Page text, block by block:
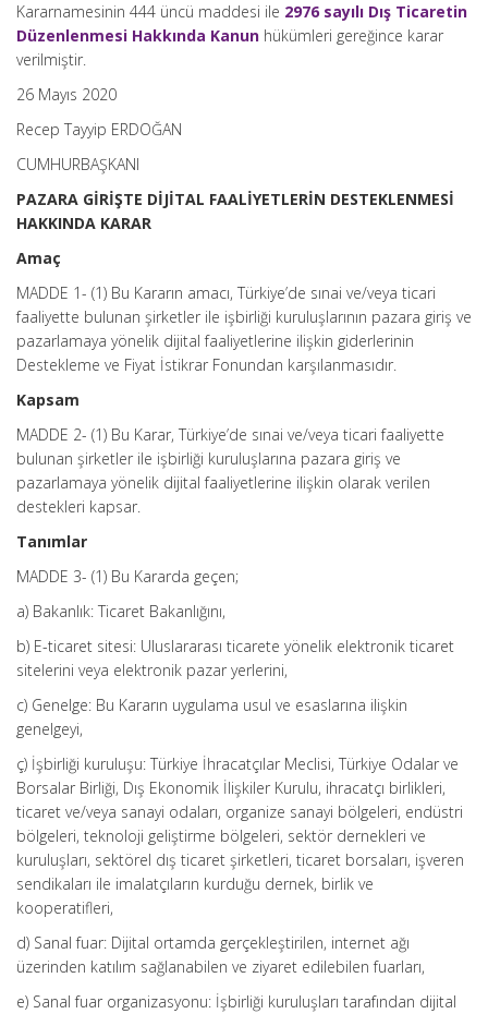
Kararnamesinin 444 üncü maddesi ile 2976 sayılı Dış Ticaretin
Düzenlenmesi Hakkında Kanun hükümleri gereğince karar
verilmiştir.
26 Mayıs 2020
Recep Tayyip ERDOĞAN
CUMHURBAŞKANI
PAZARA GİRİŞTE DİJİTAL FAALİYETLERİN DESTEKLENMESİ
HAKKINDA KARAR
Amaç
MADDE 1- (1) Bu Kararın amacı, Türkiye’de sınai ve/veya ticari
faaliyette bulunan şirketler ile işbirliği kuruluşlarının pazara giriş ve
pazarlamaya yönelik dijital faaliyetlerine ilişkin giderlerinin
Destekleme ve Fiyat İstikrar Fonundan karşılanmasıdır.
Kapsam
MADDE 2- (1) Bu Karar, Türkiye’de sınai ve/veya ticari faaliyette
bulunan şirketler ile işbirliği kuruluşlarına pazara giriş ve
pazarlamaya yönelik dijital faaliyetlerine ilişkin olarak verilen
destekleri kapsar.
Tanımlar
MADDE 3- (1) Bu Kararda geçen;
a) Bakanlık: Ticaret Bakanlığını,
b) E-ticaret sitesi: Uluslararası ticarete yönelik elektronik ticaret
sitelerini veya elektronik pazar yerlerini,
c) Genelge: Bu Kararın uygulama usul ve esaslarına ilişkin
genelgeyi,
ç) İşbirliği kuruluşu: Türkiye İhracatçılar Meclisi, Türkiye Odalar ve
Borsalar Birliği, Dış Ekonomik İlişkiler Kurulu, ihracatçı birlikleri,
ticaret ve/veya sanayi odaları, organize sanayi bölgeleri, endüstri
bölgeleri, teknoloji geliştirme bölgeleri, sektör dernekleri ve
kuruluşları, sektörel dış ticaret şirketleri, ticaret borsaları, işveren
sendikaları ile imalatçıların kurduğu dernek, birlik ve
kooperatifleri,
d) Sanal fuar: Dijital ortamda gerçekleştirilen, internet ağı
üzerinden katılım sağlanabilen ve ziyaret edilebilen fuarları,
e) Sanal fuar organizasyonu: İşbirliği kuruluşları tarafından dijital